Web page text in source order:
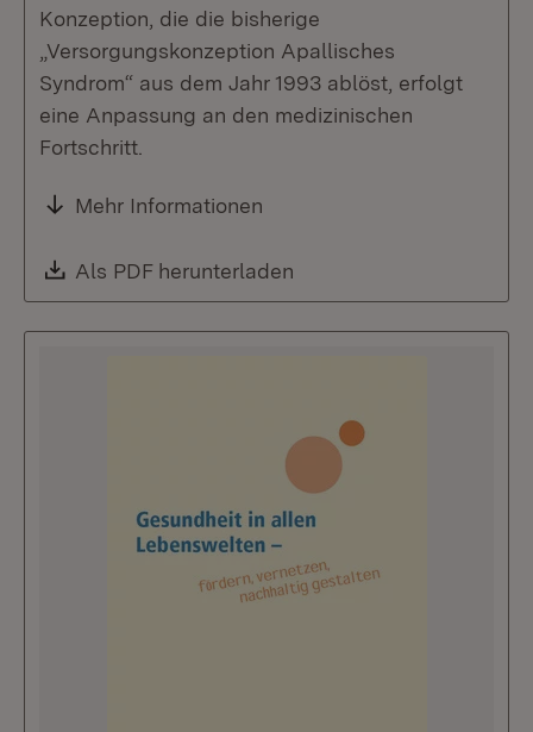
Konzeption, die die bisherige
„Versorgungskonzeption Apallisches
Syndrom“ aus dem Jahr 1993 ablöst, erfolgt
eine Anpassung an den medizinischen
Fortschritt.
Mehr Informationen
Download:
Als PDF herunterladen